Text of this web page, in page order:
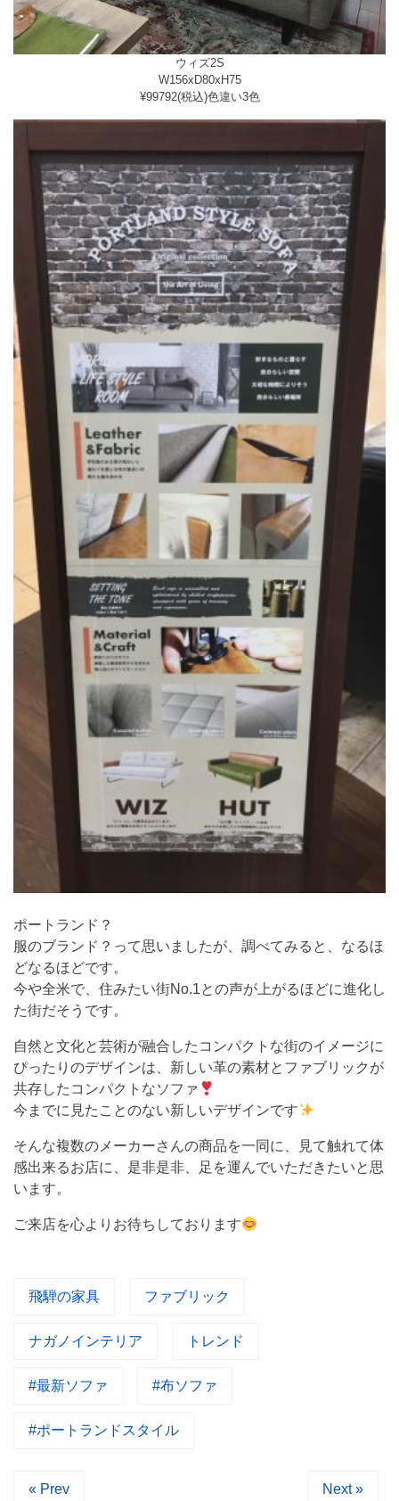
ウィズ2S
W156xD80xH75
¥99792(税込)色違い3色
ポートランド？
服のブランド？って思いましたが、調べてみると、なるほ
どなるほどです。
今や全米で、住みたい街No.1との声が上がるほどに進化し
た街だそうです。
自然と文化と芸術が融合したコンパクトな街のイメージに
ぴったりのデザインは、新しい革の素材とファブリックが
共存したコンパクトなソファ
今までに見たことのない新しいデザインです
そんな複数のメーカーさんの商品を一同に、見て触れて体
感出来るお店に、是非是非、足を運んでいただきたいと思
います。
ご来店を心よりお待ちしております
飛騨の家具 ファブリック
ナガノインテリア トレンド
#最新ソファ #布ソファ
#ポートランドスタイル
« Prev Next »